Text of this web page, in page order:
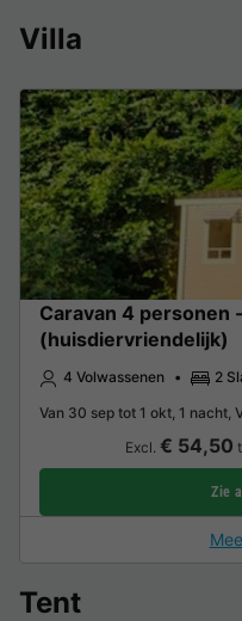
Villa
Caravan 4 personen
(huisdiervriendelijk)
4 Volwassenen
2
Van 30 sep tot 1 okt, 1 nacht,
Excl. € 54,50
Zie
Tent